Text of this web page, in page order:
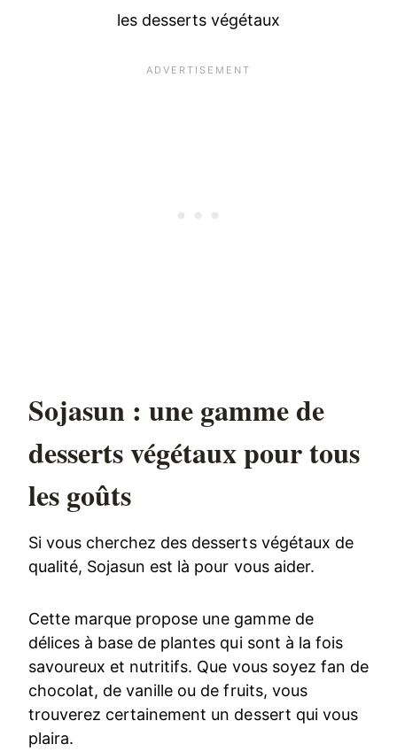
les desserts végétaux
Sojasun : une gamme de
desserts végétaux pour tous
les goûts
Si vous cherchez des desserts végétaux de
qualité, Sojasun est là pour vous aider.
Cette marque propose une gamme de
délices à base de plantes qui sont à la fois
savoureux et nutritifs. Que vous soyez fan de
chocolat, de vanille ou de fruits, vous
trouverez certainement un dessert qui vous
plaira.